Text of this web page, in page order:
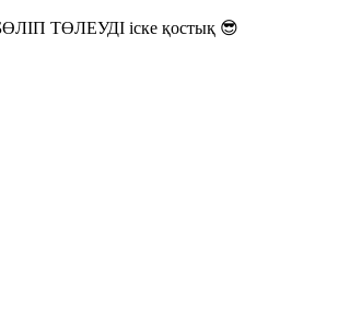
ТӨЛЕУДІ іске қостық 😎